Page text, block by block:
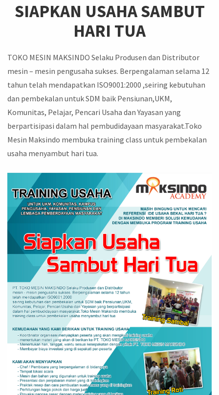
SIAPKAN USAHA SAMBUT
HARI TUA
TOKO MESIN MAKSINDO Selaku Produsen dan Distributor
mesin – mesin pengusaha sukses. Berpengalaman selama 12
tahun telah mendapatkan ISO9001:2000 ,seiring kebutuhan
dan pembekalan untuk SDM baik Pensiunan,UKM,
Komunitas, Pelajar, Pencari Usaha dan Yayasan yang
berpartisipasi dalam hal pembudidayaan masyarakat.Toko
Mesin Maksindo membuka training class untuk pembekalan
usaha menyambut hari tua.